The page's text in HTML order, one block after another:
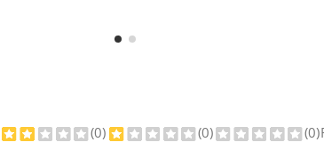
(0) (0) (0)